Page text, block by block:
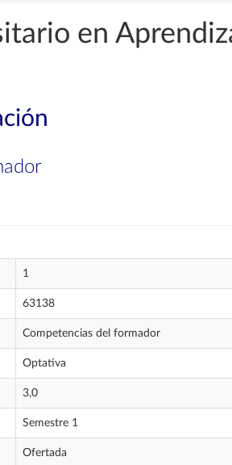
en
1
63138
Competencias del formador
Optativa
3,0
Semestre 1
Ofertada